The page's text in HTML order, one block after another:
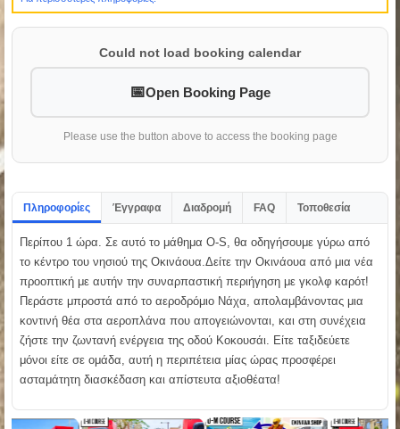
Could not load booking calendar
Open Booking Page
Please use the button above to access the booking page
Πληροφορίες Έγγραφα Διαδρομή FAQ Τοποθεσία
Περίπου 1 ώρα. Σε αυτό το μάθημα O-S, θα οδηγήσουμε γύρω από
το κέντρο του νησιού της Οκινάουα.Δείτε την Οκινάουα από μια νέα
προοπτική με αυτήν την συναρπαστική περιήγηση με γκολφ καρότ!
Περάστε μπροστά από το αεροδρόμιο Νάχα, απολαμβάνοντας μια
κοντινή θέα στα αεροπλάνα που απογειώνονται, και στη συνέχεια
ζήστε την ζωντανή ενέργεια της οδού Κοκουσάι. Είτε ταξιδεύετε
μόνοι είτε σε ομάδα, αυτή η περιπέτεια μίας ώρας προσφέρει
ασταμάτητη διασκέδαση και απίστευτα αξιοθέατα!